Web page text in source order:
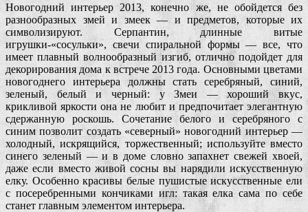
Новогодний интерьер 2013, конечно же, не обойдется без
разнообразных змей и змеек — и предметов, которые их
символизируют. Серпантин, длинные витые
игрушки-«сосульки», свечи спиральной формы — все, что
имеет плавный волнообразный изгиб, отлично подойдет для
декорирования дома к встрече 2013 года. Основными цветами
новогоднего интерьера должны стать серебряный, синий,
зеленый, белый и черный: у Змеи — хороший вкус,
крикливой яркости она не любит и предпочитает элегантную
сдержанную роскошь. Сочетание белого и серебряного с
синим позволит создать «северный» новогодний интерьер —
холодный, искрящийся, торжественный; используйте вместо
синего зеленый — и в доме словно запахнет свежей хвоей,
даже если вместо живой сосны вы нарядили искусственную
елку. Особенно красивы белые пушистые искусственные ели
с посеребренными кончиками игл: такая елка сама по себе
станет главным элементом интерьера.